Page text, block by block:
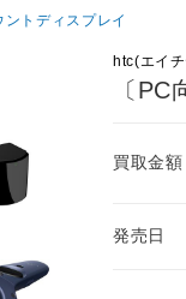
トディスプレイ
htc(エイ
〔
買取金額
発売日